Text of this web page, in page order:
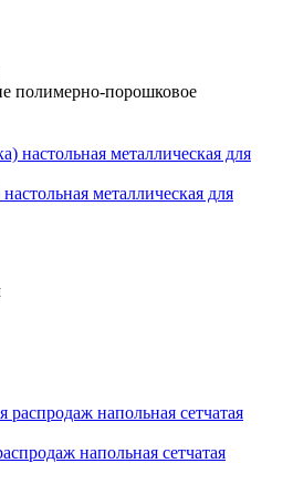
полимерно-порошковое
металлическая для
напольная сетчатая